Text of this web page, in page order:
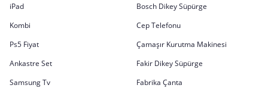
iPad
Bosch Dikey Süpürge
Kombi
Cep Telefonu
Ps5 Fiyat
Çamaşır Kurutma Makinesi
Ankastre Set
Fakir Dikey Süpürge
Samsung Tv
Fabrika Çanta